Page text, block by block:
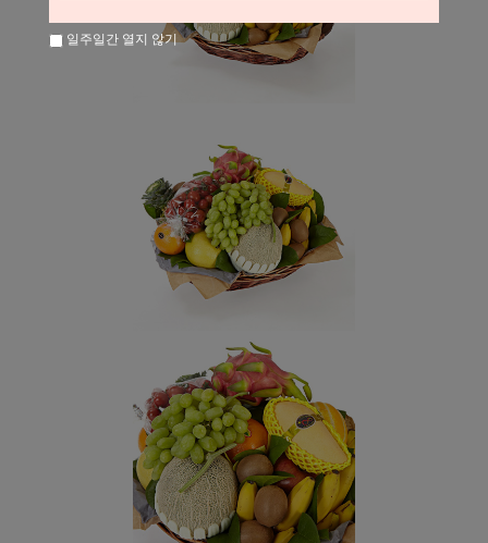
일주일간 열지 않기